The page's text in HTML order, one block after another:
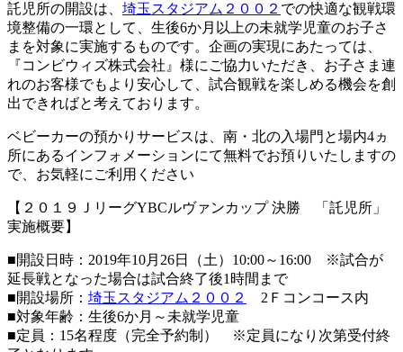
託児所の開設は、 埼玉スタジアム２００２ での快適な観戦環
境整備の一環として、生後6か月以上の未就学児童のお子さ
まを対象に実施するものです。企画の実現にあたっては、
『コンビウィズ株式会社』様にご協力いただき、お子さま連
れのお客様でもより安心して、試合観戦を楽しめる機会を創
出できればと考えております。
ベビーカーの預かりサービスは、南・北の入場門と場内4ヵ
所にあるインフォメーションにて無料でお預りいたしますの
で、お気軽にご利用ください
【２０１９ＪリーグYBCルヴァンカップ 決勝 「託児所」
実施概要】
■開設日時：2019年10月26日（土）10:00～16:00 ※試合が
延長戦となった場合は試合終了後1時間まで
■開設場所： 埼玉スタジアム２００２
2Ｆコンコース内
■対象年齢：生後6か月～未就学児童
■定員：15名程度（完全予約制） ※定員になり次第受付終